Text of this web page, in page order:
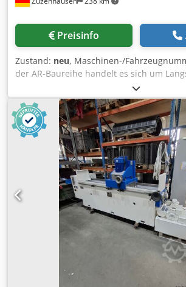
man die Barcodes der PET-Flaschen
Zerkleinerte Flaschen könnte man nun in
Großcontainer sammeln und müsste sie
bewegenden verschleißfreien Messer
sorgen für einen geräuscharmen und
Arbeitsprozess. ALLE VORTEILE AUF EINEN
Rotationsfreier Shredder Keine
nicht rotierende Messer Automatischer
Bewegung der Messer Durch automatisch
Messer in V-Form wird ein Verklemmen
verhindert Crsdpfx Abeyr I H Ueksf
Komponentenwechsel durch
Steuerung durch kompaktes Logiksystem
Einknopfbedienung Auswurf des
über Transportband möglich
integrierbar in bestehende Anlagen
Messerverschleiß bzw. Wartungskosten
abriebfesten Stahl mit einer Nennhärte
IM DETAIL Abmessungen: 90 cm x 70 cm
ca. 190 kg Leistungsaufnahme: 3 kW
Preisinfo
Zustand: neu, Maschinen-/
der AR-Baureihe handelt es sich um
sind mit 2, 4, 6 oder 8 Schneckenwellen
Maschinen sind so konstruiert, dass jede
Schneckeneinheit unabhängig und
montiert ist. Schneckenzerkleinerer sind
Zerkleinerung von brüchigen Materialien
Gips, Mineralwolle etc.) ausgelegt. Die
weitestgehend unempfindlich gegen
Eisenteile, Steine etc. Codpfxsyr Ti Is
geeignet ist die AR-Baureihe zum Einsatz
Ballenauflöser für z.B. PET-